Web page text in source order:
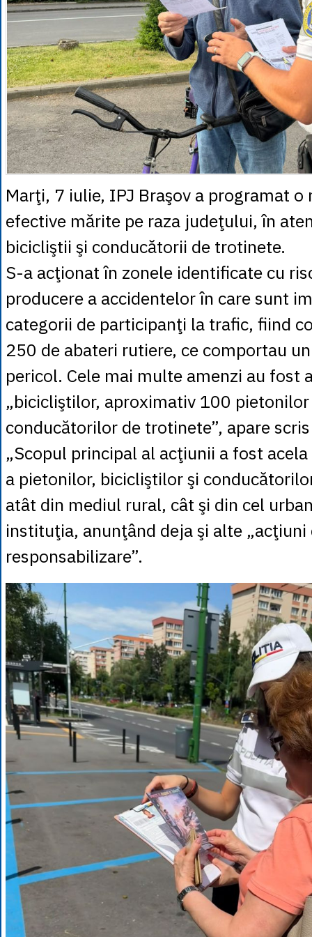
Marţi, 7 iulie, IPJ Braşov a programat o
efective mărite pe raza judeţului, în
bicicliştii şi conducătorii de trotinete.
S-a acţionat în zonele identificate cu
producere a accidentelor în care sunt
categorii de participanţi la trafic, fiind
250 de abateri rutiere, ce comportau
pericol. Cele mai multe amenzi au fost
„bicicliştilor, aproximativ 100
conducătorilor de trotinete”, apare
„Scopul principal al acţiunii a fost
a pietonilor, bicicliştilor şi
atât din mediul rural, cât şi din cel
instituţia, anunţând deja şi alte „acţiuni
responsabilizare”.